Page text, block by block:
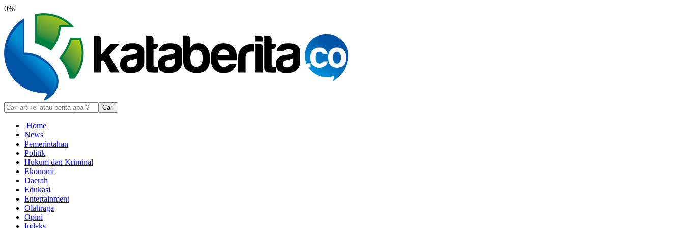
0%
Cari
Home
News
Pemerintahan
Politik
Hukum dan Kriminal
Ekonomi
Daerah
Edukasi
Entertainment
Olahraga
Opini
Indeks